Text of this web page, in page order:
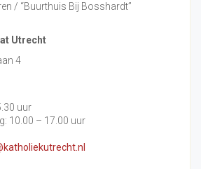
/ “Buurthuis Bij Bosshardt”
Utrecht
4
uur
10.00 – 17.00 uur